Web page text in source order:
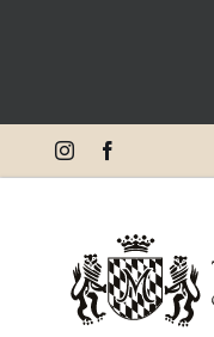
to
Instagram